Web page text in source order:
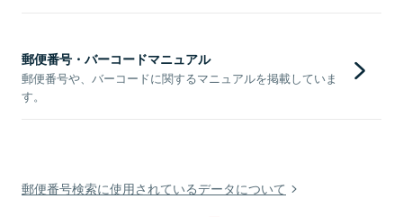
郵便番号・バーコードマニュアル
郵便番号や、バーコードに関するマニュアルを掲載していま
す。
郵便番号検索に使用されているデータについて